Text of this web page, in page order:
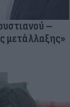
–
μετάλλαξης»